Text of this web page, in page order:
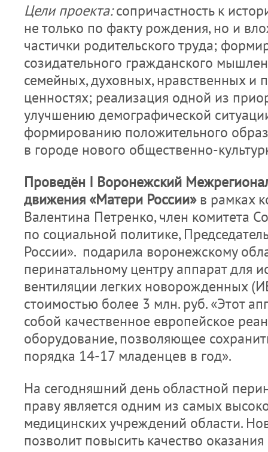
Цели проекта:сопричастность к
не только по факту рождения, но и
частички родительского труда;
созидательного гражданского
семейных, духовных, нравственных и
ценностях; реализация одной из
улучшению демографической
формированию положительного
в городе нового общественно-
Проведён I Воронежский
движения «Матери России»в рамках
Валентина Петренко, член комитета
по социальной политике,
России». подарила воронежскому
перинатальному центру аппарат для
вентиляции легких новорожденных
стоимостью более 3 млн. руб. «Этот
собой качественное европейское
оборудование, позволяющее
порядка 14-17 младенцев в год».
На сегодняшний день областной
праву является одним из самых
медицинских учреждений области.
позволит повысить качество